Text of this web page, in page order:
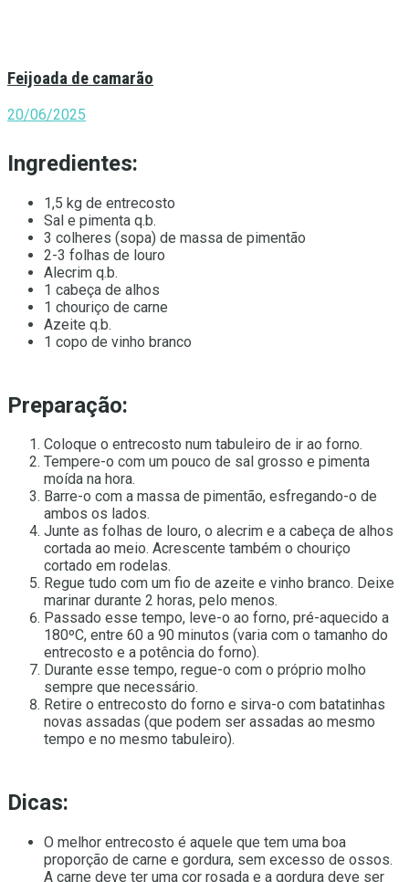
Feijoada de camarão
20/06/2025
Ingredientes:
1,5 kg de entrecosto
Sal e pimenta q.b.
3 colheres (sopa) de massa de pimentão
2-3 folhas de louro
Alecrim q.b.
1 cabeça de alhos
1 chouriço de carne
Azeite q.b.
1 copo de vinho branco
Preparação:
Coloque o entrecosto num tabuleiro de ir ao forno.
Tempere-o com um pouco de sal grosso e pimenta
moída na hora.
Barre-o com a massa de pimentão, esfregando-o de
ambos os lados.
Junte as folhas de louro, o alecrim e a cabeça de alhos
cortada ao meio. Acrescente também o chouriço
cortado em rodelas.
Regue tudo com um fio de azeite e vinho branco. Deixe
marinar durante 2 horas, pelo menos.
Passado esse tempo, leve-o ao forno, pré-aquecido a
180ºC, entre 60 a 90 minutos (varia com o tamanho do
entrecosto e a potência do forno).
Durante esse tempo, regue-o com o próprio molho
sempre que necessário.
Retire o entrecosto do forno e sirva-o com batatinhas
novas assadas (que podem ser assadas ao mesmo
tempo e no mesmo tabuleiro).
Dicas:
O melhor entrecosto é aquele que tem uma boa
proporção de carne e gordura, sem excesso de ossos.
A carne deve ter uma cor rosada e a gordura deve ser